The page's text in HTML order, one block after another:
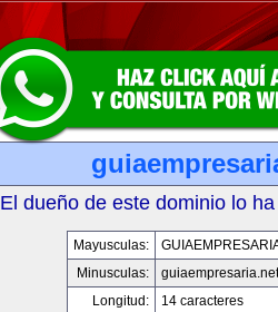
El dueño de este dominio lo
Mayusculas:
Minusculas:
guiaempresaria.net
Longitud:
14 caracteres